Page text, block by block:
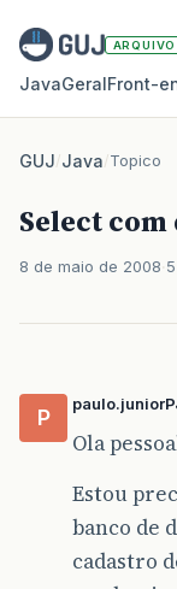
ARQUIVO
JavaGeral
GUJ/Java/Topico
Select com
8 de maio de 2008
P
Ola
Estou
banco de
cadastro